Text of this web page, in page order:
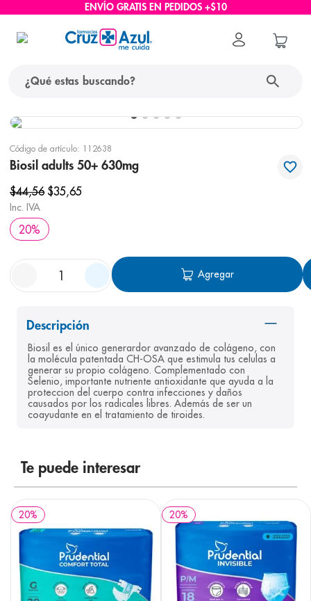
ENVÍO GRATIS EN PEDIDOS +$10
Código de artículo: 112638
Biosil adults 50+ 630mg
$44,56 $35,65
Inc. IVA
20%
Agregar
Descripción
Biosil es el único generardor avanzado de colágeno, con
la molécula patentada CH-OSA que estimula tus celulas a
generar su propio colágeno. Complementado con
Selenio, importante nutriente antioxidante que ayuda a la
proteccion del cuerpo contra infecciones y daños
causados por los radicales libres. Además de ser un
coayudante en el tratamiento de tiroides.
Te puede interesar
20% 20%
términos más buscados
1. protector solar
3.
4. cerave
shampoo
8. panolini
9. pediasure
10. desodorante